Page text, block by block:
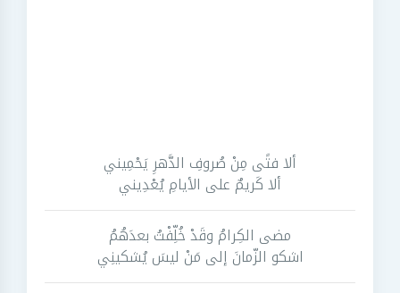
ألا فتًى مِنْ صُروفِ الدَّهرِ يَحْمِيني
ألا كَريمٌ على الأيامِ يُعْدِيني
مضى الكِرامُ وقَدْ خُلِّفْتُ بعدَهُمُ
اشكو الزّمانَ إلى مَنْ ليسَ يُشكينِي